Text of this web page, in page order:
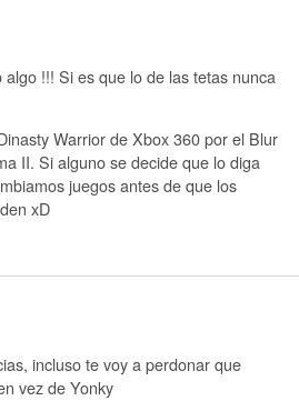
algo !!! Si es que lo de las tetas nunca
Warrior de Xbox 360 por el Blur
II. Si alguno se decide que lo diga
juegos antes de que los
xD
incluso te voy a perdonar que
vez de Yonky